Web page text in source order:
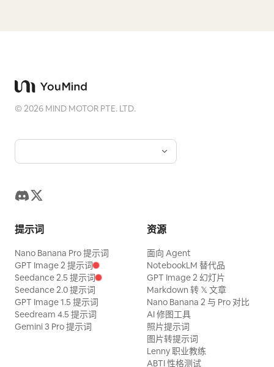
©2026 MIND MOTOR PTE. LTD.
提示词
Nano Banana Pro 提示词
GPT Image 2 提示词
Seedance 2.5 提示词
Seedance 2.0 提示词
GPT Image 1.5 提示词
Seedream 4.5 提示词
Gemini 3 Pro 提示词
资源
面向 Agent
NotebookLM 替代品
GPT Image 2 幻灯片
Markdown 转 𝕏 文章
Nano Banana 2 与 Pro 对比
AI 修图工具
照片提示词
图片转提示词
Lenny 职业教练
ABTI 性格测试